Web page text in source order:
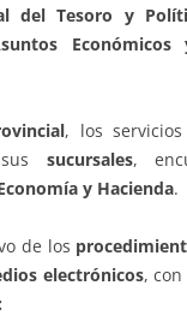
del Tesoro y
Económicos
, los
sucursales,
y Hacienda.
de los
electrónicos, con